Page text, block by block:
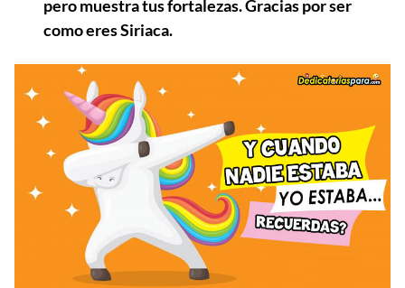
pero muestra tus fortalezas. Gracias por ser
como eres Siriaca.